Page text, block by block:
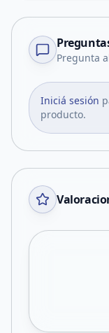
Pregunta
Iniciá sesión
producto.